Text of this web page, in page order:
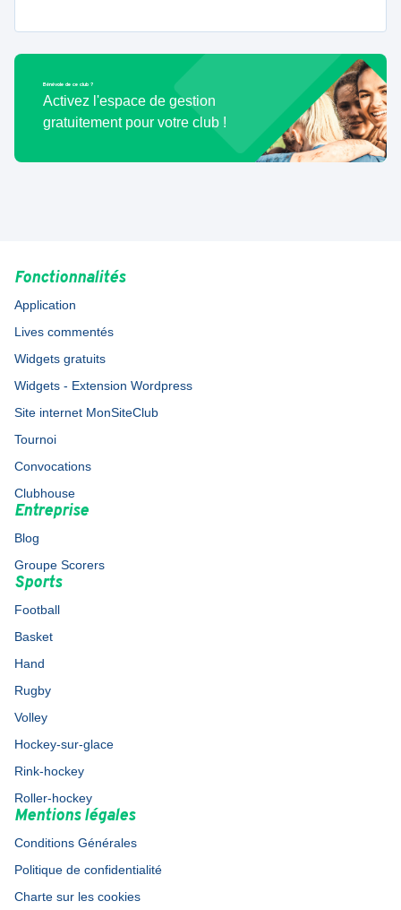
Bénévole de ce club ?
Activez l'espace de gestion
gratuitement pour votre club !
Fonctionnalités
Application
Lives commentés
Widgets gratuits
Widgets - Extension Wordpress
Site internet MonSiteClub
Tournoi
Convocations
Clubhouse
Entreprise
Blog
Groupe Scorers
Sports
Football
Basket
Hand
Rugby
Volley
Hockey-sur-glace
Rink-hockey
Roller-hockey
Mentions légales
Conditions Générales
Politique de confidentialité
Charte sur les cookies